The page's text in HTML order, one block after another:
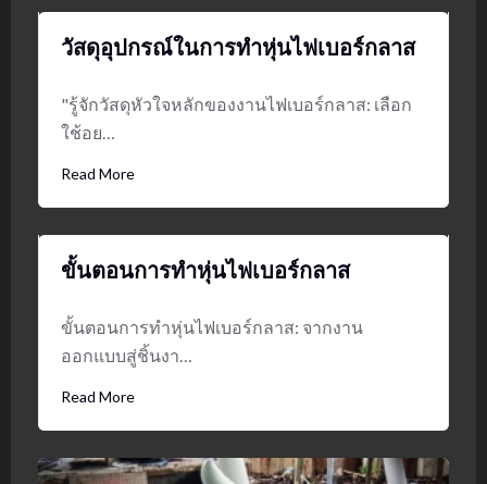
วัสดุอุปกรณ์ในการทำหุ่นไฟเบอร์กลาส
"รู้จักวัสดุหัวใจหลักของงานไฟเบอร์กลาส: เลือก
ใช้อย…
Read More
ขั้นตอนการทำหุ่นไฟเบอร์กลาส
ขั้นตอนการทำหุ่นไฟเบอร์กลาส: จากงาน
ออกแบบสู่ชิ้นงา…
Read More